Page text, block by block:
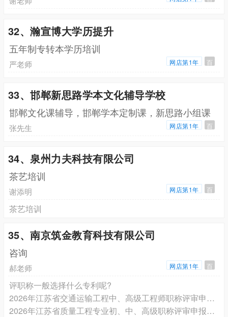
32、瀚宣博大学历提升
五年制专转本学历培训
严老师 网店第1年 百
33、邯郸新思路学本文化辅导学校
邯郸文化课辅导，邯郸学本定制课，新思路小组课
张先生 网店第1年 百
34、泉州力夫科技有限公司
茶艺培训
谢添明 网店第1年 百
茶艺培训
35、南京筑金教育科技有限公司
咨询
郝老师 网店第1年 百
评职称一般选择什么专利呢?
2026年江苏省交通运输工程中、高级工程师职称评审申报材料通知
2026年江苏省质量工程专业初、中、高级职称评审申报材料通知